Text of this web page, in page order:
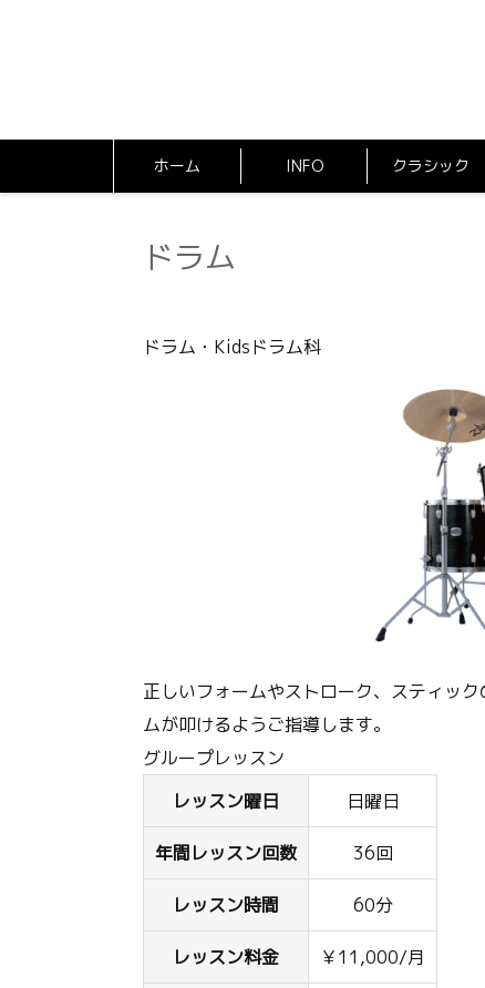
ホーム INFO クラシック
ドラム
ドラム・Kidsドラム科
正しいフォームやストローク、スティッ
ムが叩けるようご指導します。
グループレッスン
レッスン曜日
日曜日
年間レッスン回数 36回
レッスン時間 60分
レッスン料金 ￥11,000/月